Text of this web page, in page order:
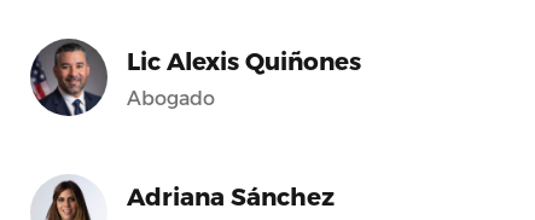
Lic Alexis Quiñones
Abogado
Adriana Sánchez